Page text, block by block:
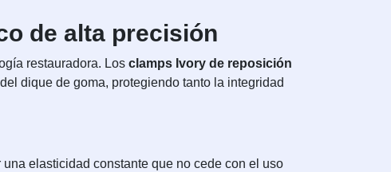
de alta precisión
restauradora. Los clamps Ivory de reposición
dique de goma, protegiendo tanto la integridad
elasticidad constante que no cede con el uso